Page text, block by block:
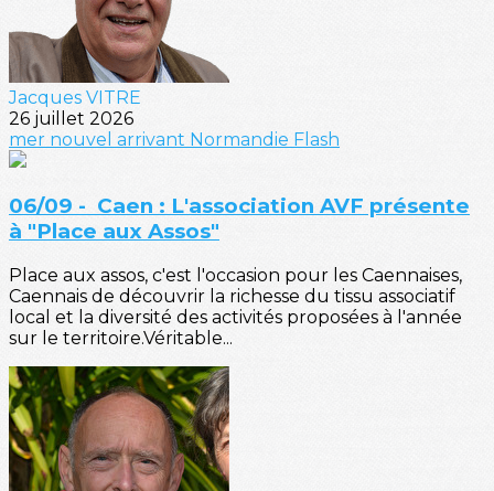
Jacques VITRE
26 juillet 2026
mer nouvel arrivant Normandie Flash
06/09 - Caen : L'association AVF présente
à "Place aux Assos"
Place aux assos, c'est l'occasion pour les Caennaises,
Caennais de découvrir la richesse du tissu associatif
local et la diversité des activités proposées à l'année
sur le territoire.Véritable...